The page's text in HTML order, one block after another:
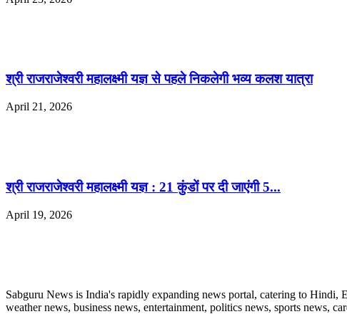
श्री राजराजेश्वरी महालक्ष्मी यज्ञ से पहले निकलेगी भव्य कलश यात्रा
April 21, 2026
श्री राजराजेश्वरी महालक्ष्मी यज्ञ : 21 कुंडों पर दी जाएंगी 5...
April 19, 2026
Sabguru News is India's rapidly expanding news portal, catering to Hindi,
weather news, business news, entertainment, politics news, sports news,